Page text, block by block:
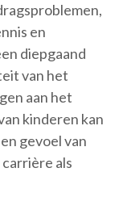
en
diepgaand
van het
aan het
kinderen kan
gevoel van
als